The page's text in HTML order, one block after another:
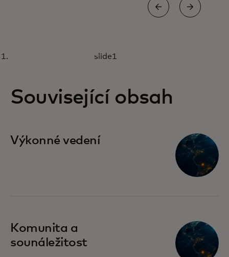
Jednodušší potřeby a
trh
slide1
Související obsah
Výkonné vedení
Komunita a
sounáležitost